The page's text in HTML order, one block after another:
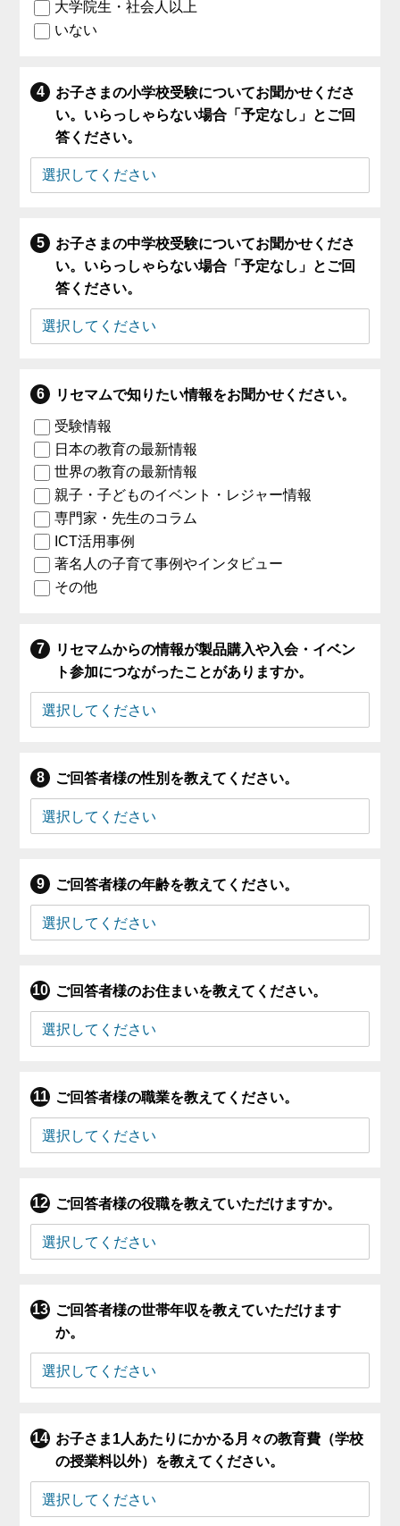
大学院生・社会人以上
いない
お子さまの小学校受験についてお聞かせくださ
い。いらっしゃらない場合「予定なし」とご回
答ください。
お子さまの中学校受験についてお聞かせくださ
い。いらっしゃらない場合「予定なし」とご回
答ください。
リセマムで知りたい情報をお聞かせください。
受験情報
日本の教育の最新情報
世界の教育の最新情報
親子・子どものイベント・レジャー情報
専門家・先生のコラム
ICT活用事例
著名人の子育て事例やインタビュー
その他
リセマムからの情報が製品購入や入会・イベン
ト参加につながったことがありますか。
ご回答者様の性別を教えてください。
ご回答者様の年齢を教えてください。
ご回答者様のお住まいを教えてください。
ご回答者様の職業を教えてください。
ご回答者様の役職を教えていただけますか。
ご回答者様の世帯年収を教えていただけます
か。
お子さま1人あたりにかかる月々の教育費（学校
の授業料以外）を教えてください。